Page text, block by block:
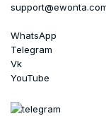
WhatsApp
Telegram
Vk
YouTube